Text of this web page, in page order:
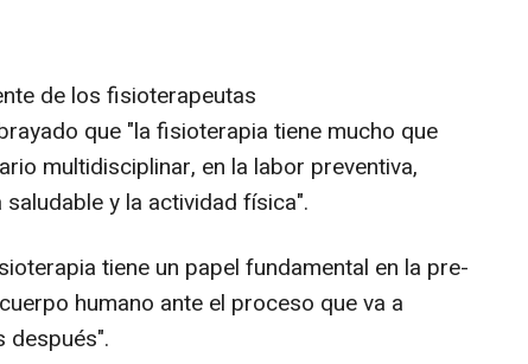
de los fisioterapeutas
que "la fisioterapia tiene mucho que
multidisciplinar, en la labor preventiva,
y la actividad física".
tiene un papel fundamental en la pre-
humano ante el proceso que va a
después".